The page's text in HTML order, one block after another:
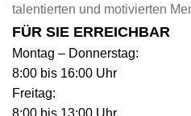
talentierten und motivierten
FÜR SIE ERREICHBAR
Montag – Donnerstag:
8:00 bis 16:00 Uhr
Freitag:
8:00 bis 13:00 Uhr